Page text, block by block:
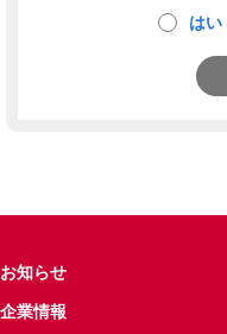
はい
お知らせ
企業情報